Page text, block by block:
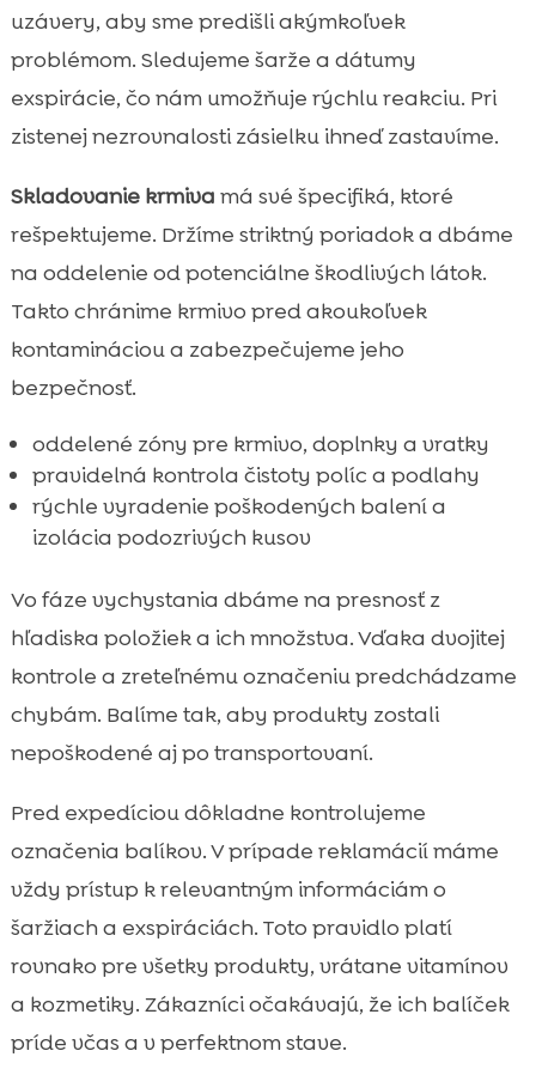
uzávery, aby sme predišli akýmkoľvek
problémom. Sledujeme šarže a dátumy
exspirácie, čo nám umožňuje rýchlu reakciu. Pri
zistenej nezrovnalosti zásielku ihneď zastavíme.
Skladovanie krmiva má své špecifiká, ktoré
rešpektujeme. Držíme striktný poriadok a dbáme
na oddelenie od potenciálne škodlivých látok.
Takto chránime krmivo pred akoukoľvek
kontamináciou a zabezpečujeme jeho
bezpečnosť.
oddelené zóny pre krmivo, doplnky a vratky
pravidelná kontrola čistoty políc a podlahy
rýchle vyradenie poškodených balení a
izolácia podozrivých kusov
Vo fáze vychystania dbáme na presnosť z
hľadiska položiek a ich množstva. Vďaka dvojitej
kontrole a zreteľnému označeniu predchádzame
chybám. Balíme tak, aby produkty zostali
nepoškodené aj po transportovaní.
Pred expedíciou dôkladne kontrolujeme
označenia balíkov. V prípade reklamácií máme
vždy prístup k relevantným informáciám o
šaržiach a exspiráciách. Toto pravidlo platí
rovnako pre všetky produkty, vrátane vitamínov
a kozmetiky. Zákazníci očakávajú, že ich balíček
príde včas a v perfektnom stave.